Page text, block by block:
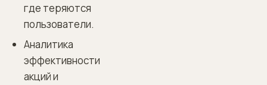
где теряются
пользователи.
Аналитика
эффективности
акций и